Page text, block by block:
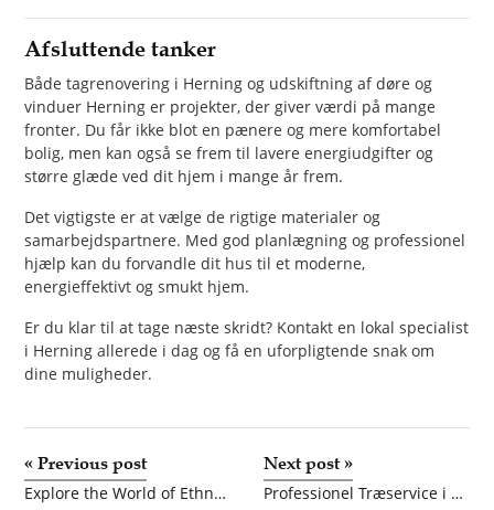
Afsluttende tanker
Både tagrenovering i Herning og udskiftning af døre og
vinduer Herning er projekter, der giver værdi på mange
fronter. Du får ikke blot en pænere og mere komfortabel
bolig, men kan også se frem til lavere energiudgifter og
større glæde ved dit hjem i mange år frem.
Det vigtigste er at vælge de rigtige materialer og
samarbejdspartnere. Med god planlægning og professionel
hjælp kan du forvandle dit hus til et moderne,
energieffektivt og smukt hjem.
Er du klar til at tage næste skridt? Kontakt en lokal specialist
i Herning allerede i dag og få en uforpligtende snak om
dine muligheder.
« Previous post
Explore the World of Ethnic Fashion with Branded Kurtis Manufacturers in Jaipur
Next post»
Professionel Træservice i Christiansfeld: Din Guide til Effektiv Haveservice og Træfældning